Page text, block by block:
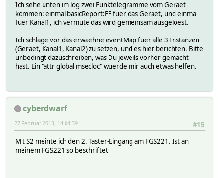
Ich sehe unten im log zwei Funktelegramme vom Geraet
kommen: einmal basicReport:FF fuer das Geraet, und einmal
fuer Kanal1, ich vermute das wird gemeinsam ausgeloest.
Ich schlage vor das erwaehne eventMap fuer alle 3 Instanzen
(Geraet, Kanal1, Kanal2) zu setzen, und es hier berichten. Bitte
unbedingt dazuschreiben, was Du jeweils vorher gemacht
hast. Ein "attr global msecloc" wuerde mir auch etwas helfen.
cyberdwarf
#15
27 Februar 2013, 14:04:39
Mit S2 meinte ich den 2. Taster-Eingang am FGS221. Ist an
meinem FGS221 so beschriftet.